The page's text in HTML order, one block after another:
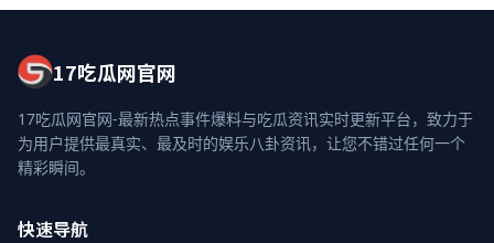
17吃瓜网官网
17吃瓜网官网-最新热点事件爆料与吃瓜资讯实时更新平台，致力于
为用户提供最真实、最及时的娱乐八卦资讯，让您不错过任何一个
精彩瞬间。
快速导航